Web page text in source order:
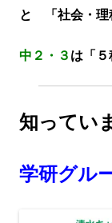
と 「社会・理
中２・３ は「５
知ってい
学研グル